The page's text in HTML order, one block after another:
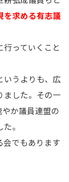
を求める有志議
行っていくこと
うよりも、広
ました。その一
か議員連盟の
。
でもあります